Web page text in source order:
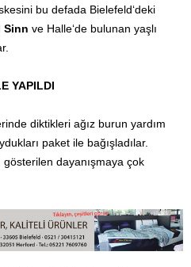
bu defada Bielefeld‘deki
Sinn ve Halle‘de bulunan yaşlı
YAPILDI
diktikleri ağız burun yardım
paket ile bağışladılar.
dayanışmaya çok